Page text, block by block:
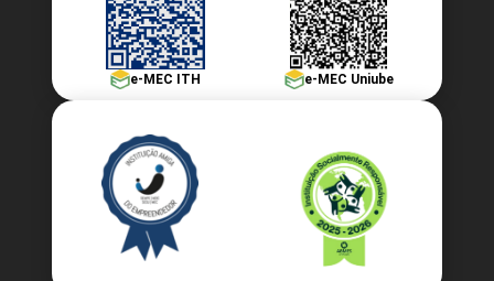
e-MEC ITH e-MEC Uniube